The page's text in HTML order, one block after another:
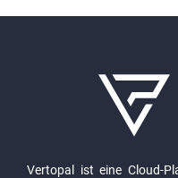
Vertopal ist eine Cloud-